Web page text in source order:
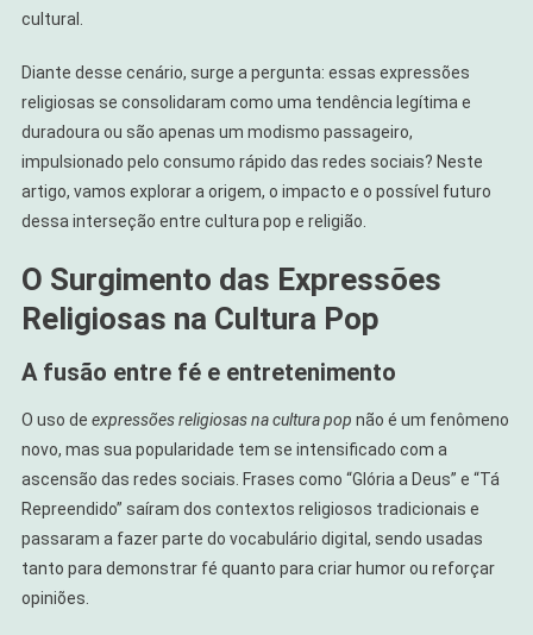
cultural.
Diante desse cenário, surge a pergunta: essas expressões
religiosas se consolidaram como uma tendência legítima e
duradoura ou são apenas um modismo passageiro,
impulsionado pelo consumo rápido das redes sociais? Neste
artigo, vamos explorar a origem, o impacto e o possível futuro
dessa interseção entre cultura pop e religião.
O Surgimento das Expressões
Religiosas na Cultura Pop
A fusão entre fé e entretenimento
O uso de expressões religiosas na cultura pop não é um fenômeno
novo, mas sua popularidade tem se intensificado com a
ascensão das redes sociais. Frases como “Glória a Deus” e “Tá
Repreendido” saíram dos contextos religiosos tradicionais e
passaram a fazer parte do vocabulário digital, sendo usadas
tanto para demonstrar fé quanto para criar humor ou reforçar
opiniões.